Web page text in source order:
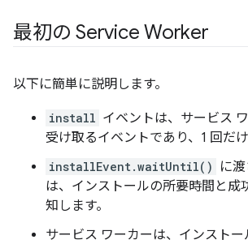
最初の Service Worker
以下に簡単に説明します。
install イベントは、サービス
受け取るイベントであり、1 回だけ
installEvent.waitUntil()
に
は、インストールの所要時間と成
知します。
サービス ワーカーは、インスト